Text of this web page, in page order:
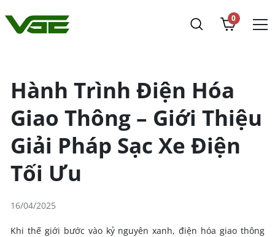
0
Hành Trình Điện Hóa
Giao Thông – Giới Thiệu
Giải Pháp Sạc Xe Điện
Tối Ưu
16/04/2025
Khi thế giới bước vào kỷ nguyên xanh, điện hóa giao thông